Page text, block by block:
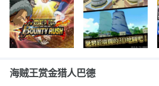
海贼王赏金猎人巴德